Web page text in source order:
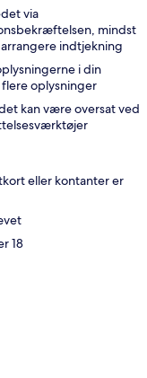
via
mindst
indtjekning
i din
oplysninger
kan være oversat ved
eller kontanter er
18